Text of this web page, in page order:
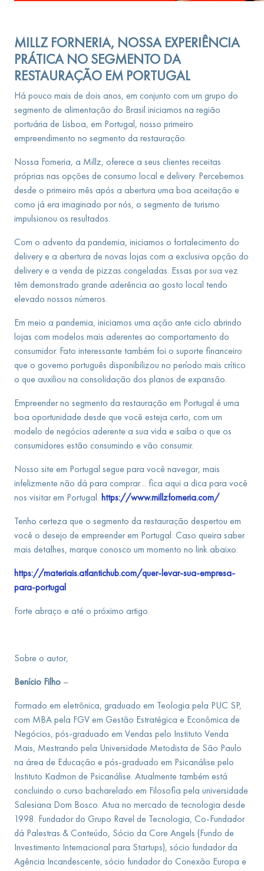
MILLZ FORNERIA, NOSSA EXPERIÊNCIA
PRÁTICA NO SEGMENTO DA
RESTAURAÇÃO EM PORTUGAL
Há pouco mais de dois anos, em conjunto com um grupo do
segmento de alimentação do Brasil iniciamos na região
portuária de Lisboa, em Portugal, nosso primeiro
empreendimento no segmento da restauração.
Nossa Forneria, a Millz, oferece a seus clientes receitas
próprias nas opções de consumo local e delivery. Percebemos
desde o primeiro mês após a abertura uma boa aceitação e
como já era imaginado por nós, o segmento de turismo
impulsionou os resultados.
Com o advento da pandemia, iniciamos o fortalecimento do
delivery e a abertura de novas lojas com a exclusiva opção do
delivery e a venda de pizzas congeladas. Essas por sua vez
têm demonstrado grande aderência ao gosto local tendo
elevado nossos números.
Em meio a pandemia, iniciamos uma ação ante ciclo abrindo
lojas com modelos mais aderentes ao comportamento do
consumidor. Fato interessante também foi o suporte financeiro
que o governo português disponibilizou no período mais crítico
o que auxiliou na consolidação dos planos de expansão.
Empreender no segmento da restauração em Portugal é uma
boa oportunidade desde que você esteja certo, com um
modelo de negócios aderente a sua vida e saiba o que os
consumidores estão consumindo e vão consumir.
Nosso site em Portugal segue para você navegar, mais
infelizmente não dá para comprar… fica aqui a dica para você
nos visitar em Portugal. https://www.millzforneria.com/
Tenho certeza que o segmento da restauração despertou em
você o desejo de empreender em Portugal. Caso queira saber
mais detalhes, marque conosco um momento no link abaixo:
https://materiais.atlantichub.com/quer-levar-sua-empresa-
para-portugal
Forte abraço e até o próximo artigo.
Sobre o autor,
Benício Filho –
Formado em eletrônica, graduado em Teologia pela PUC SP,
com MBA pela FGV em Gestão Estratégica e Econômica de
Negócios, pós-graduado em Vendas pelo Instituto Venda
Mais, Mestrando pela Universidade Metodista de São Paulo
na área de Educação e pós-graduado em Psicanálise pelo
Instituto Kadmon de Psicanálise. Atualmente também está
concluindo o curso bacharelado em Filosofia pela universidade
Salesiana Dom Bosco. Atua no mercado de tecnologia desde
1998. Fundador do Grupo Ravel de Tecnologia, Co-Fundador
dá Palestras & Conteúdo, Sócio da Core Angels (Fundo de
Investimento Internacional para Startups), sócio fundador da
Agência Incandescente, sócio fundador do Conexão Europa e